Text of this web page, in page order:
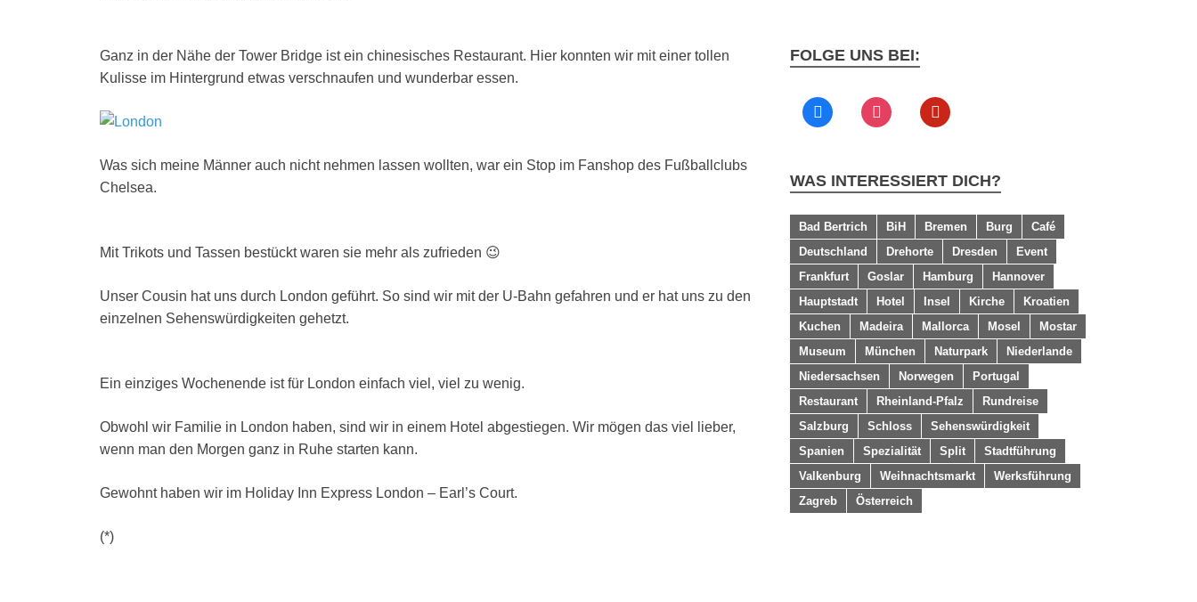
Ganz in der Nähe der Tower Bridge ist ein chinesisches Restaurant. Hier konnten wir mit einer tollen
Kulisse im Hintergrund etwas verschnaufen und wunderbar essen.
Was sich meine Männer auch nicht nehmen lassen wollten, war ein Stop im Fanshop des Fußballclubs
Chelsea.
Mit Trikots und Tassen bestückt waren sie mehr als zufrieden 😉
Unser Cousin hat uns durch London geführt. So sind wir mit der U-Bahn gefahren und er hat uns zu den
einzelnen Sehenswürdigkeiten gehetzt.
Ein einziges Wochenende ist für London einfach viel, viel zu wenig.
Obwohl wir Familie in London haben, sind wir in einem Hotel abgestiegen. Wir mögen das viel lieber,
wenn man den Morgen ganz in Ruhe starten kann.
Gewohnt haben wir im Holiday Inn Express London – Earl’s Court.
(*)
FOLGE UNS BEI:
WAS INTERESSIERT DICH?
Bad Bertrich BiH Bremen Burg
Café
Deutschland
Drehorte Dresden
Event
Frankfurt
Goslar Hamburg
Hannover
Hauptstadt
Hotel Insel Kirche
Kroatien
Kuchen
Madeira Mallorca Mosel
Mostar
Museum
München Naturpark
Niederlande
Niedersachsen
Norwegen
Portugal
Restaurant
Rheinland-Pfalz
Rundreise
Salzburg
Schloss
Sehenswürdigkeit
Spanien
Spezialität Split
Stadtführung
Valkenburg
Weihnachtsmarkt
Werksführung
Zagreb
Österreich